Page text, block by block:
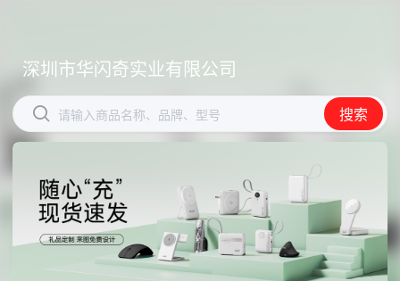
深圳市华闪奇实业有限公司
 请输入商品名称、品牌、型号 搜索
深圳市华闪奇实业有限公司
 请输入商品名称、品牌、型号 搜索